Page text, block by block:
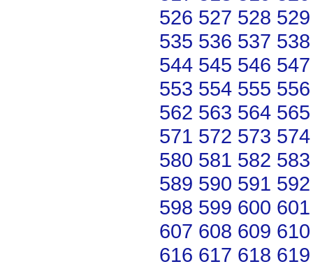
526 527 528 529
535 536 537 538
544 545 546 547
553 554 555 556
562 563 564 565
571 572 573 574
580 581 582 583
589 590 591 592
598 599 600 601
607 608 609 610
616 617 618 619